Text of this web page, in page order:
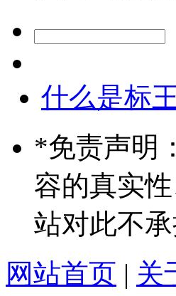
什么是标
*免责声明
容的真实
站对此不
网站首页 | 关